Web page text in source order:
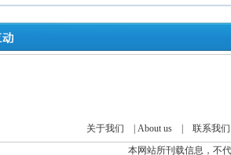
关于我们 About us| 联系我们
本网站所刊载信息，不